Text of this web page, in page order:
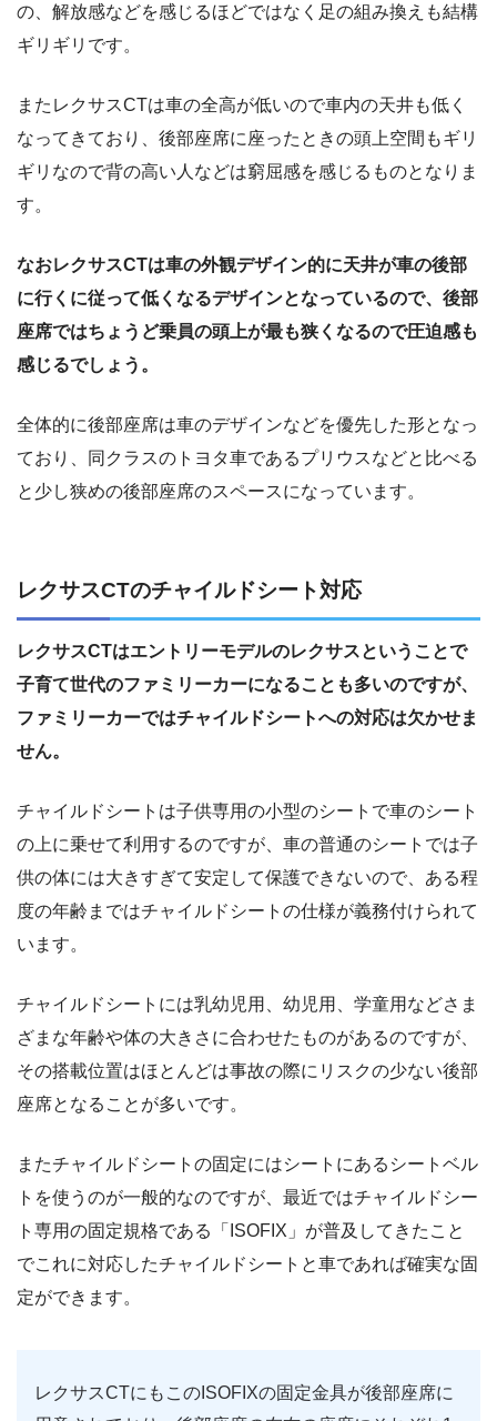
の、解放感などを感じるほどではなく足の組み換えも結構
ギリギリです。
またレクサスCTは車の全高が低いので車内の天井も低く
なってきており、後部座席に座ったときの頭上空間もギリ
ギリなので背の高い人などは窮屈感を感じるものとなりま
す。
なおレクサスCTは車の外観デザイン的に天井が車の後部
に行くに従って低くなるデザインとなっているので、後部
座席ではちょうど乗員の頭上が最も狭くなるので圧迫感も
感じるでしょう。
全体的に後部座席は車のデザインなどを優先した形となっ
ており、同クラスのトヨタ車であるプリウスなどと比べる
と少し狭めの後部座席のスペースになっています。
レクサスCTのチャイルドシート対応
レクサスCTはエントリーモデルのレクサスということで
子育て世代のファミリーカーになることも多いのですが、
ファミリーカーではチャイルドシートへの対応は欠かせま
せん。
チャイルドシートは子供専用の小型のシートで車のシート
の上に乗せて利用するのですが、車の普通のシートでは子
供の体には大きすぎて安定して保護できないので、ある程
度の年齢まではチャイルドシートの仕様が義務付けられて
います。
チャイルドシートには乳幼児用、幼児用、学童用などさま
ざまな年齢や体の大きさに合わせたものがあるのですが、
その搭載位置はほとんどは事故の際にリスクの少ない後部
座席となることが多いです。
またチャイルドシートの固定にはシートにあるシートベル
トを使うのが一般的なのですが、最近ではチャイルドシー
ト専用の固定規格である「ISOFIX」が普及してきたこと
でこれに対応したチャイルドシートと車であれば確実な固
定ができます。
レクサスCTにもこのISOFIXの固定金具が後部座席に